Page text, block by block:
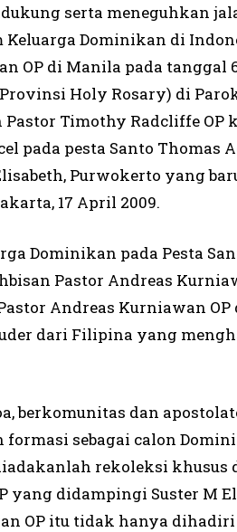
serta meneguhkan
Dominikan di
OP di Manila pada tanggal
Holy Rosary) di
Timothy Radcliffe OP
pada pesta Santo Thomas
Purwokerto yang
17 April 2009.
Dominikan pada Pesta
Pastor Andreas
Andreas Kurniawan
dari Filipina yang
berkomunitas dan
sebagai calon
rekoleksi khusus
yang didampingi Suster M
OP itu tidak hanya